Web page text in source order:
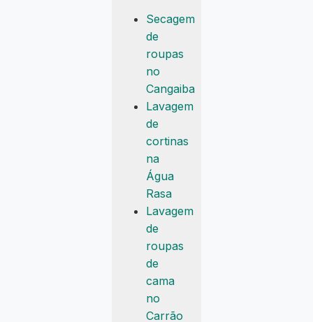
Secagem
de
roupas
no
Cangaiba
Lavagem
de
cortinas
na
Água
Rasa
Lavagem
de
roupas
de
cama
no
Carrão